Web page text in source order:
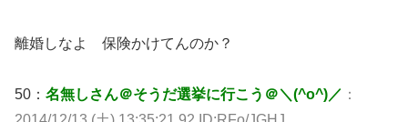
離婚しなよ 保険かけてんのか？
50： 名無しさん＠そうだ選挙に行こう＠＼(^o^)／ ：